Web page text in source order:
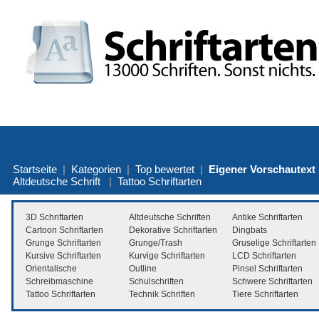
Startseite | Kategorien | Top bewertet | Eigener Vorschautext
Altdeutsche Schrift | Tattoo Schriftarten
3D Schriftarten Altdeutsche Schriften
Antike Schriftarten
Cartoon Schriftarten
Dekorative Schriftarten
Dingbats
Grunge Schriftarten
Grunge/Trash
Gruselige Schriftarten
Kursive Schriftarten
Kurvige Schriftarten
LCD Schriftarten
Orientalische
Outline
Pinsel Schriftarten
Schreibmaschine
Schulschriften
Schwere Schriftarten
Tattoo Schriftarten
Technik Schriften Tiere Schriftarten